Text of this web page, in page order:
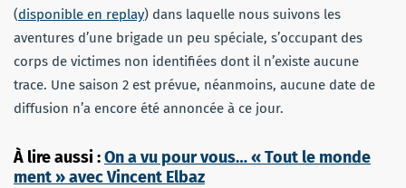
(disponible en replay) dans laquelle nous suivons les
aventures d’une brigade un peu spéciale, s’occupant des
corps de victimes non identifiées dont il n’existe aucune
trace. Une saison 2 est prévue, néanmoins, aucune date de
diffusion n’a encore été annoncée à ce jour.
À lire aussi :On a vu pour vous… « Tout le monde
ment » avec Vincent Elbaz